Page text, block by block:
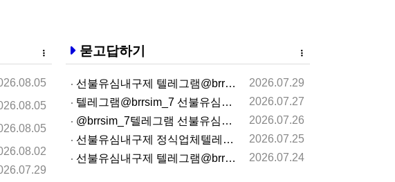
묻고답하기
선불유심내구제 텔레그램@brrsim_7 선불유심매입 뽀…
2026.07.29
텔레그램@brrsim_7 선불유심내구제 선불유심매입 뽀…
2026.07.27
@brrsim_7텔레그램 선불유심내구제 급전 뽀로로통신…
2026.07.26
선불유심내구제 정식업체텔레그램@brrsim_7선불유심매…
2026.07.25
선불유심내구제 텔레그램@brrsim_7 선불유심매입 뽀…
2026.07.24